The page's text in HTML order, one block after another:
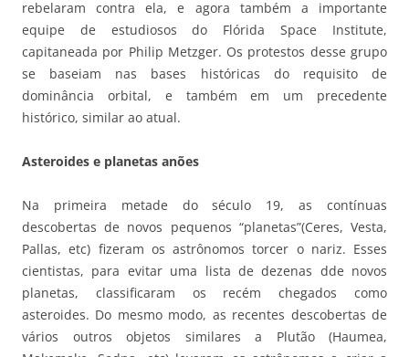
rebelaram contra ela, e agora também a importante
equipe de estudiosos do Flórida Space Institute,
capitaneada por Philip Metzger. Os protestos desse grupo
se baseiam nas bases históricas do requisito de
dominância orbital, e também em um precedente
histórico, similar ao atual.
Asteroides e planetas anões
Na primeira metade do século 19, as contínuas
descobertas de novos pequenos “planetas”(Ceres, Vesta,
Pallas, etc) fizeram os astrônomos torcer o nariz. Esses
cientistas, para evitar uma lista de dezenas dde novos
planetas, classificaram os recém chegados como
asteroides. Do mesmo modo, as recentes descobertas de
vários outros objetos similares a Plutão (Haumea,